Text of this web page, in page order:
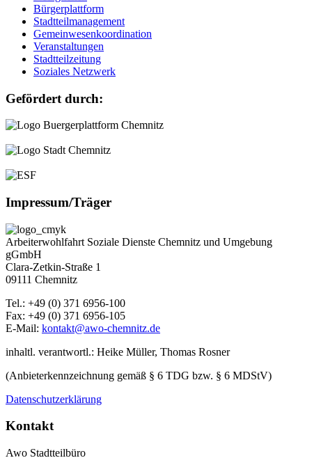
Bürgerplattform
Stadtteilmanagement
Gemeinwesenkoordination
Veranstaltungen
Stadtteilzeitung
Soziales Netzwerk
Gefördert durch:
Impressum/Träger
Arbeiterwohlfahrt Soziale Dienste Chemnitz und Umgebung
gGmbH
Clara-Zetkin-Straße 1
09111 Chemnitz
Tel.: +49 (0) 371 6956-100
Fax: +49 (0) 371 6956-105
E-Mail: kontakt@awo-chemnitz.de
inhaltl. verantwortl.: Heike Müller, Thomas Rosner
(Anbieterkennzeichnung gemäß § 6 TDG bzw. § 6 MDStV)
Datenschutzerklärung
Kontakt
Awo Stadtteilbüro